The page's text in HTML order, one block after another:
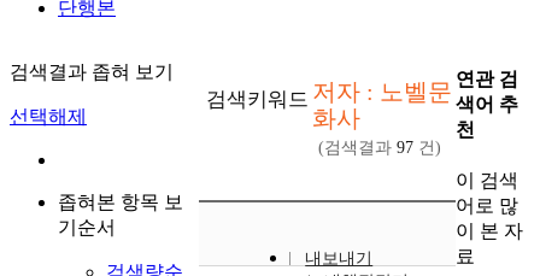
단행본
검색결과 좁혀 보기
선택해제
좁혀본 항목 보
기순서
검색키워드 저자 : 노벨문
화사
(검색결과97 건)
내보내기
연관 검
색어 추
천
이 검색
어로 많
이 본 자
료